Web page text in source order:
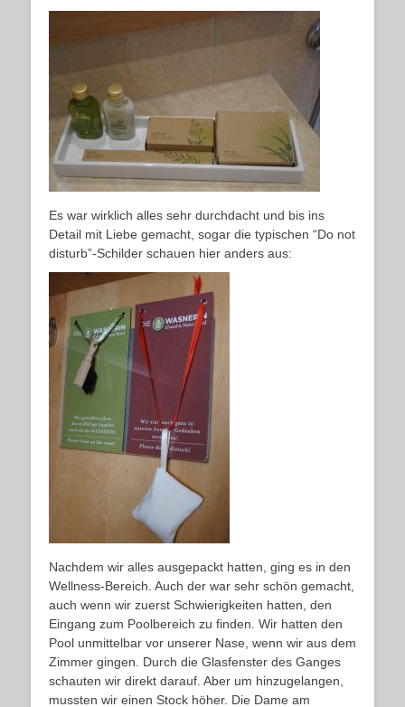
Es war wirklich alles sehr durchdacht und bis ins
Detail mit Liebe gemacht, sogar die typischen “Do not
disturb”-Schilder schauen hier anders aus:
Nachdem wir alles ausgepackt hatten, ging es in den
Wellness-Bereich. Auch der war sehr schön gemacht,
auch wenn wir zuerst Schwierigkeiten hatten, den
Eingang zum Poolbereich zu finden. Wir hatten den
Pool unmittelbar vor unserer Nase, wenn wir aus dem
Zimmer gingen. Durch die Glasfenster des Ganges
schauten wir direkt darauf. Aber um hinzugelangen,
mussten wir einen Stock höher. Die Dame am